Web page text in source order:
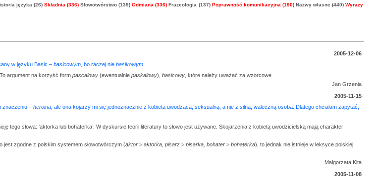
języka (26) Składnia (336) Słowotwórstwo (139) Odmiana (336) Frazeologia (137) Poprawność komunikacyjna (190) Nazwy własne (440) Wyrazy
2005-12-06
w języku Basic – basicowym , bo raczej nie basikowym
argument na korzyść form pascalowy (ewentualnie paskalowy), basicowy , które należy uważać za wzorcowe.
Jan Grzenia
2005-11-15
znaczeniu – heroina , ale ona kojarzy mi się jednoznacznie z kobieta uwodzącą, seksualną, a nie z silną, waleczną osoba. Dlatego chciałam zapytać,
tego słowa: ‘aktorka lub bohaterka’. W dyskursie teorii literatury to słowo jest używane. Skojarzenia z kobietą uwodzicielską mają charakter
jest zgodne z polskim systemem słowotwórczym (aktor > aktorka, pisarz > pisarka, bohater > bohaterka), to jednak nie istnieje w leksyce polskiej.
Małgorzata Kita
2005-11-08